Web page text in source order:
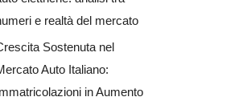
e realtà del mercato
Sostenuta nel
Auto Italiano:
in Aumento